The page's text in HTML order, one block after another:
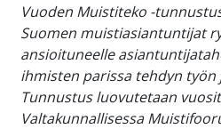
Vuoden Muistiteko -
Suomen muistiasiantuntijat
ansioituneelle
ihmisten parissa tehdyn työn
Tunnustus luovutetaan
Valtakunnallisessa